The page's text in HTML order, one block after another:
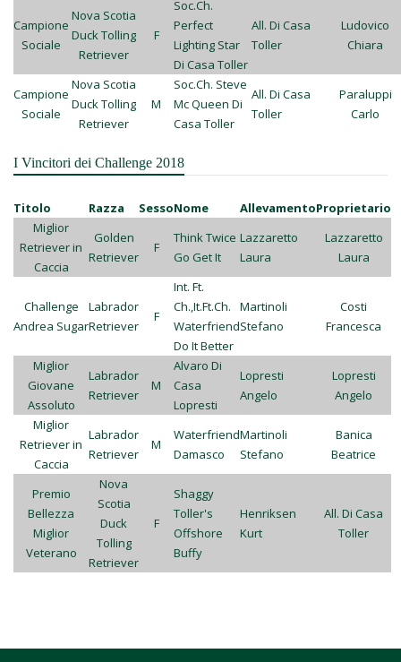
Campione
Sociale
Nova Scotia
Duck Tolling
Retriever
F
Soc.Ch.
Perfect
Lighting Star
Di Casa Toller
All. Di Casa
Toller
Ludovico
Chiara
Campione
Sociale
Nova Scotia
Duck Tolling
Retriever
M
Soc.Ch. Steve
Mc Queen Di
Casa Toller
All. Di Casa
Toller
Paraluppi
Carlo
I Vincitori dei Challenge 2018
Titolo Razza SessoNome AllevamentoProprietario
Miglior
Retriever in
Caccia
Golden
Retriever
F
Think Twice
Go Get It
Lazzaretto
Laura
Lazzaretto
Laura
Challenge
Andrea Sugar
Labrador
Retriever
F
Int. Ft.
Ch.,It.Ft.Ch.
Waterfriend
Do It Better
Martinoli
Stefano
Costi
Francesca
Miglior
Giovane
Assoluto
Labrador
Retriever
M
Alvaro Di
Casa
Lopresti
Lopresti
Angelo
Lopresti
Angelo
Miglior
Retriever in
Caccia
Labrador
Retriever
M
Waterfriend
Damasco
Martinoli
Stefano
Banica
Beatrice
Premio
Bellezza
Miglior
Veterano
Nova
Scotia
Duck
Tolling
Retriever
F
Shaggy
Toller's
Offshore
Buffy
Henriksen
Kurt
All. Di Casa
Toller